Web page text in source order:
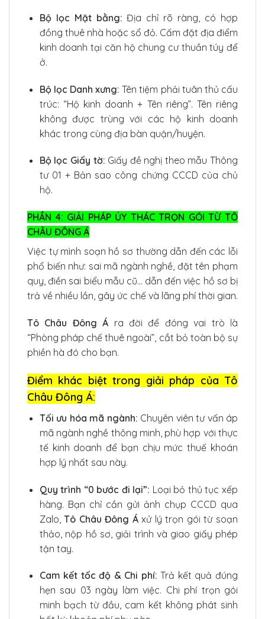
Bộ lọc Mặt bằng: Địa chỉ rõ ràng, có hợp
đồng thuê nhà hoặc sổ đỏ. Cấm đặt địa điểm
kinh doanh tại căn hộ chung cư thuần túy để
ở.
Bộ lọc Danh xưng: Tên tiệm phải tuân thủ cấu
trúc: “Hộ kinh doanh + Tên riêng”. Tên riêng
không được trùng với các hộ kinh doanh
khác trong cùng địa bàn quận/huyện.
Bộ lọc Giấy tờ: Giấy đề nghị theo mẫu Thông
tư 01 + Bản sao công chứng CCCD của chủ
hộ.
PHẦN 4: GIẢI PHÁP ỦY THÁC TRỌN GÓI TỪ TÔ
CHÂU ĐÔNG Á
Việc tự mình soạn hồ sơ thường dẫn đến các lỗi
phổ biến như: sai mã ngành nghề, đặt tên phạm
quy, điền sai biểu mẫu cũ… dẫn đến việc hồ sơ bị
trả về nhiều lần, gây ức chế và lãng phí thời gian.
Tô Châu Đông Á ra đời để đóng vai trò là
“Phòng pháp chế thuê ngoài”, cắt bỏ toàn bộ sự
phiền hà đó cho bạn.
Điểm khác biệt trong giải pháp của Tô
Châu Đông Á:
Tối ưu hóa mã ngành: Chuyên viên tư vấn áp
mã ngành nghề thông minh, phù hợp với thực
tế kinh doanh để bạn chịu mức thuế khoán
hợp lý nhất sau này.
Quy trình “0 bước đi lại”: Loại bỏ thủ tục xếp
hàng. Bạn chỉ cần gửi ảnh chụp CCCD qua
Zalo,Tô Châu Đông Áxử lý trọn gói từ soạn
thảo, nộp hồ sơ, giải trình và giao giấy phép
tận tay.
Cam kết tốc độ & Chi phí: Trả kết quả đúng
hẹn sau 03 ngày làm việc. Chi phí trọn gói
minh bạch từ đầu, cam kết không phát sinh